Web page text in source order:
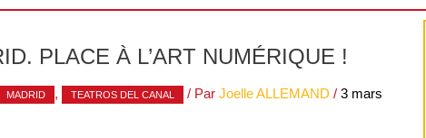
PLACE À L’ART NUMÉRIQUE !
MADRID , TEATROS DEL CANAL / Par Joelle ALLEMAND / 3 mars